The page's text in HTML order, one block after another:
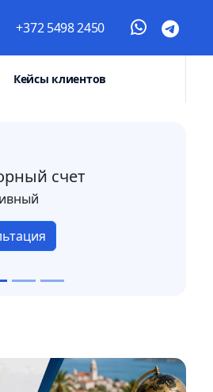
+372 5498 2450
Кейсы клиентов
счет